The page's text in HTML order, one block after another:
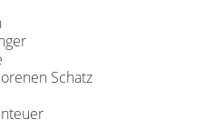
Schatz